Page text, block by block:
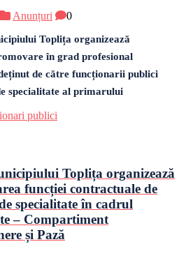
Anunțuri 0
Toplița organizează
în grad profesional
de către funcționarii publici
specialitate al primarului
publici
Toplița organizează
funcției contractuale de
specialitate în cadrul
– Compartiment
și Pază